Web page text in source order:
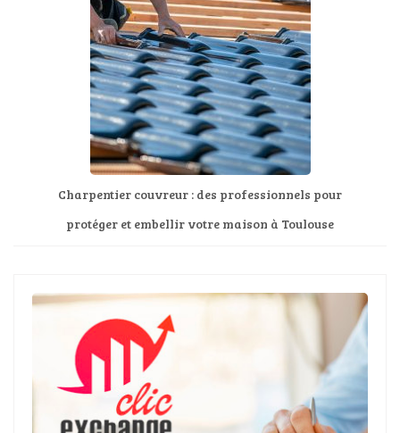
Charpentier couvreur : des professionnels pour
protéger et embellir votre maison à Toulouse